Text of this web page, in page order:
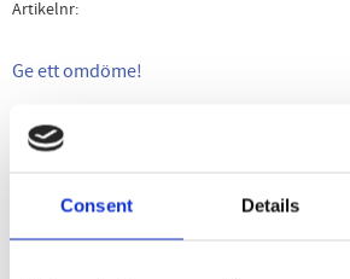
Consent Details
Artikelnr
Ge ett omdöme!
Produktbeskrivning
Pukka Chamomile Vanilla & Manuka
kamomillte som fått söta inslag av vanilj